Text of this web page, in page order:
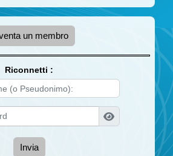
un membro
Riconnetti :
Invia